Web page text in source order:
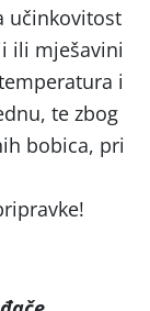
učinkovitost
ili mješavini
i
te zbog
bobica, pri